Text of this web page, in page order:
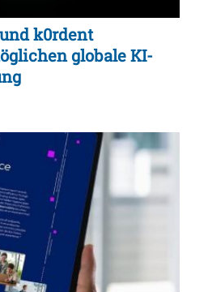
k0rdent
globale KI-